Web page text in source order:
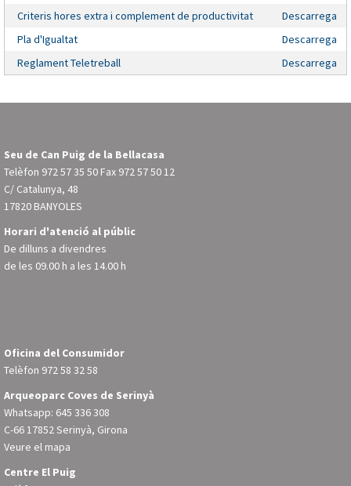
Criteris hores extra i complement de productivitat
Descarrega
Pla d'Igualtat
Descarrega
Reglament Teletreball
Descarrega
Seu de Can Puig de la Bellacasa
Telèfon 972 57 35 50 Fax 972 57 50 12
C/ Catalunya, 48
17820 BANYOLES
Horari d'atenció al públic
De dilluns a divendres
de les 09.00 h a les 14.00 h
Oficina del Consumidor
Telèfon 972 58 32 58
Arqueoparc Coves de Serinyà
Whatsapp: 645 336 308
C-66 17852 Serinyà, Girona
Veure el mapa
Centre El Puig